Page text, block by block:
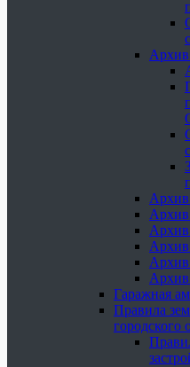
Архив
Архив
Архив
Архив
Архив
Архив
Архив
Гаражная
Правила
городского